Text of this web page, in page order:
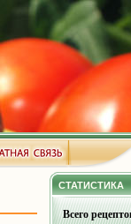
СТАТИСТИКА
Всего